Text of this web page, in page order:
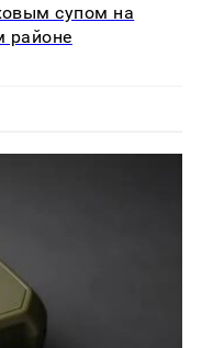
супом на
районе